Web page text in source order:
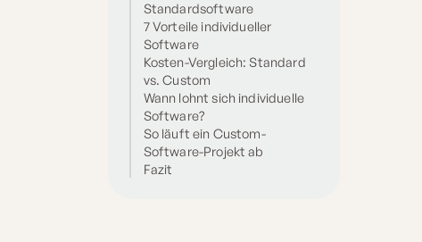
Standardsoftware
7 Vorteile individueller
Software
Kosten-Vergleich: Standard
vs. Custom
Wann lohnt sich individuelle
Software?
So läuft ein Custom-
Software-Projekt ab
Fazit